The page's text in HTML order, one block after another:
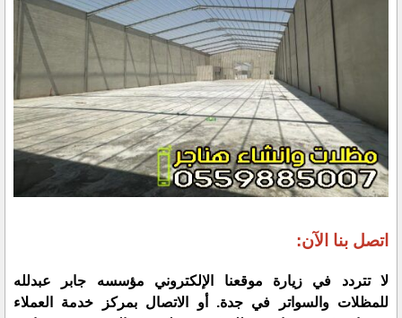
اتصل بنا الآن:
لا تتردد في زيارة موقعنا الإلكتروني مؤسسه جابر عبدلله
للمظلات والسواتر في جدة. أو الاتصال بمركز خدمة العملاء